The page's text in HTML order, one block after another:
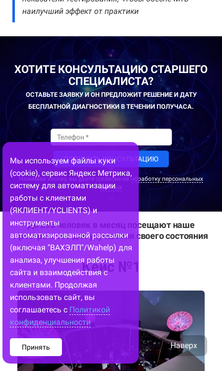
наилучший эффект от практики
ХОТИТЕ КОНСУЛЬТАЦИЮ СТАРШЕГО
СПЕЦИАЛИСТА?
ОСТАВЬТЕ ЗАЯВКУ И ОН ПРЕДЛОЖИТ РЕШЕНИЕ И ДАТУ
БЕСПЛАТНОЙ ДИАГНОСТИКИ В ТЕЧЕНИИ ПОЛУЧАСА.
ПОЛУЧИТЬ КОНСУЛЬТАЦИЮ
Нажимая кнопку, вы даете согласие наобработку персональных
данных
До 295 человек в месяц посещают наше
пространство для улучшения своего состояния
Кейс №1
Наверх
Мы используем файлы куки
(cookie), сервис Яндекс Метрика,
систему для автоматизации
работы с клиентами
(ЯКЛИЕНТ/YCLIENTS) и
инструменты
автоматизированной рассылки
(включая "ВАХЭЛП"/Wahelp) для
анализа, улучшения работы
сайта и взаимодействия с
клиентами. Продолжая
использовать сайт, вы
соглашаетесь с Политикой
конфиденциальности
Принять